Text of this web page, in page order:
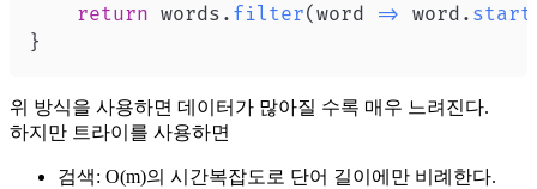
return words . filter( word => word .
}
위 방식을 사용하면 데이터가 많아질 수록 매우 느려진다.
하지만 트라이를 사용하면
검색: O(m)의 시간복잡도로 단어 길이에만 비례한다.